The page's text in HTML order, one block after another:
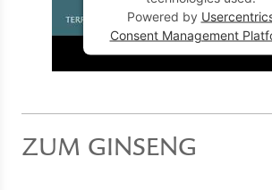
Powered by
Consent Management
ZUM GINSENG